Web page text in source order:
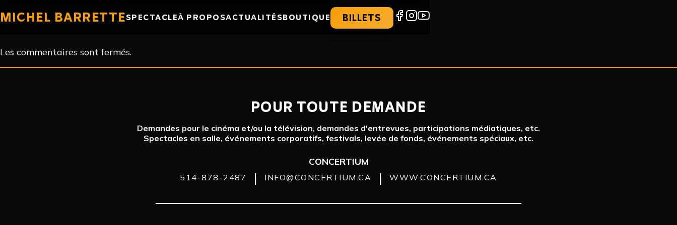
MICHEL BARRETTESPECTACLEÀ PROPOSACTUALITÉSBOUTIQUE BILLETS
Les commentaires sont fermés.
POUR TOUTE DEMANDE
Demandes pour le cinéma et/ou la télévision, demandes d'entrevues, participations médiatiques, etc.
Spectacles en salle, événements corporatifs, festivals, levée de fonds, événements spéciaux, etc.
CONCERTIUM
514-878-2487 | INFO@CONCERTIUM.CA | WWW.CONCERTIUM.CA